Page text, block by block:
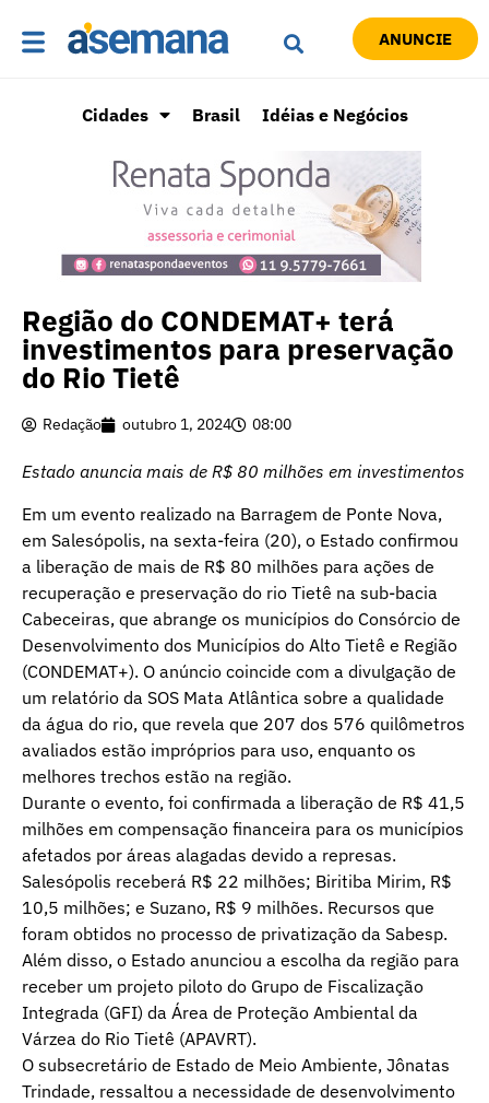
ANUNCIE
Cidades Brasil Idéias e Negócios
Região do CONDEMAT+ terá
investimentos para preservação
do Rio Tietê
Redação outubro 1, 2024 08:00
Estado anuncia mais de R$ 80 milhões em investimentos
Em um evento realizado na Barragem de Ponte Nova,
em Salesópolis, na sexta-feira (20), o Estado confirmou
a liberação de mais de R$ 80 milhões para ações de
recuperação e preservação do rio Tietê na sub-bacia
Cabeceiras, que abrange os municípios do Consórcio de
Desenvolvimento dos Municípios do Alto Tietê e Região
(CONDEMAT+). O anúncio coincide com a divulgação de
um relatório da SOS Mata Atlântica sobre a qualidade
da água do rio, que revela que 207 dos 576 quilômetros
avaliados estão impróprios para uso, enquanto os
melhores trechos estão na região.
Durante o evento, foi confirmada a liberação de R$ 41,5
milhões em compensação financeira para os municípios
afetados por áreas alagadas devido a represas.
Salesópolis receberá R$ 22 milhões; Biritiba Mirim, R$
10,5 milhões; e Suzano, R$ 9 milhões. Recursos que
foram obtidos no processo de privatização da Sabesp.
Além disso, o Estado anunciou a escolha da região para
receber um projeto piloto do Grupo de Fiscalização
Integrada (GFI) da Área de Proteção Ambiental da
Várzea do Rio Tietê (APAVRT).
O subsecretário de Estado de Meio Ambiente, Jônatas
Trindade, ressaltou a necessidade de desenvolvimento